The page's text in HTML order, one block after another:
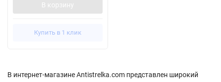
В корзину
Купить в 1 клик
В интернет-магазине Antistrelka.com представлен широкий